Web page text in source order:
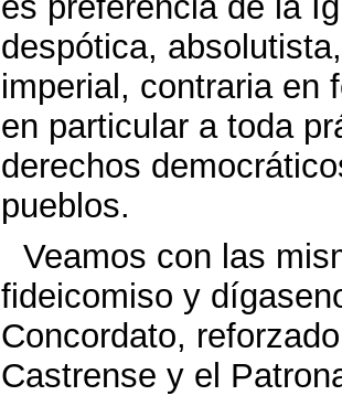
despótica,
imperial, contraria en
en particular a toda
derechos
pueblos.
Veamos con las
fideicomiso y
Concordato,
Castrense y el